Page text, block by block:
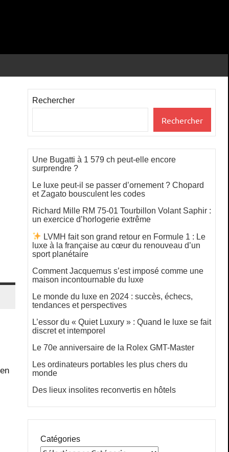
Rechercher
Rechercher
Une Bugatti à 1 579 ch peut-elle encore
surprendre ?
Le luxe peut-il se passer d’ornement ? Chopard
et Zagato bousculent les codes
Richard Mille RM 75-01 Tourbillon Volant Saphir :
un exercice d’horlogerie extrême
LVMH fait son grand retour en Formule 1 : Le
luxe à la française au cœur du renouveau d’un
sport planétaire
Comment Jacquemus s’est imposé comme une
maison incontournable du luxe
Le monde du luxe en 2024 : succès, échecs,
tendances et perspectives
L’essor du « Quiet Luxury » : Quand le luxe se fait
discret et intemporel
Le 70e anniversaire de la Rolex GMT-Master
Les ordinateurs portables les plus chers du
monde
Des lieux insolites reconvertis en hôtels
Catégories